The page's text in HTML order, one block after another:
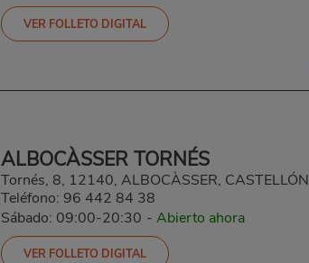
VER FOLLETO DIGITAL
ALBOCÀSSER TORNÉS
Tornés, 8, 12140, ALBOCÀSSER, CASTELLÓN
Teléfono: 96 442 84 38
Sábado: 09:00-20:30 - Abierto ahora
VER FOLLETO DIGITAL